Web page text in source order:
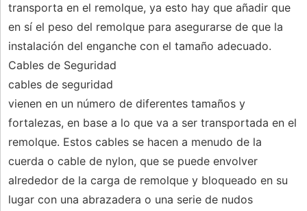
transporta en el remolque, ya esto hay que añadir que
en sí el peso del remolque para asegurarse de que la
instalación del enganche con el tamaño adecuado.
Cables de Seguridad
cables de seguridad
vienen en un número de diferentes tamaños y
fortalezas, en base a lo que va a ser transportada en el
remolque. Estos cables se hacen a menudo de la
cuerda o cable de nylon, que se puede envolver
alrededor de la carga de remolque y bloqueado en su
lugar con una abrazadera o una serie de nudos